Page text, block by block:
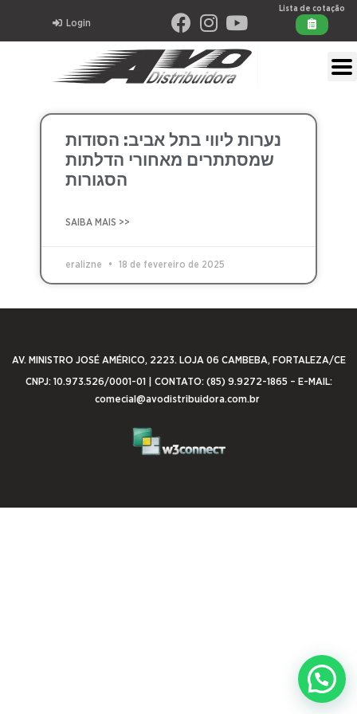
Login
Lista de cotação
נערות ליווי בתל אביב: הסודות
שמסתתרים מאחורי הדלתות
הסגורות
SAIBA MAIS >>
eralizne 18 de fevereiro de 2025
AV. MINISTRO JOSÉ AMÉRICO, 2223. LOJA 06 CAMBEBA, FORTALEZA/CE
CNPJ: 10.973.526/0001-01 | CONTATO: (85) 9.9272-1865 – E-MAIL:
comecial@avodistribuidora.com.br